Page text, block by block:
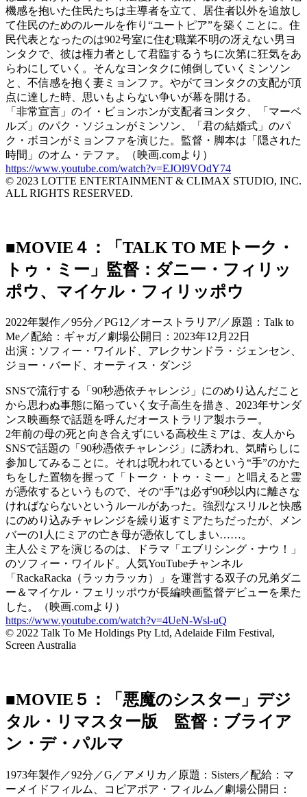
機感を抱いた住民たちは主導者を立て、居住者以外を追放し
て住民のためのルールを作り“ユートピア”を築くことに。住
民代表となったのは902号室に住む職業不明の冴えない男ヨ
ンタクで、彼は権力者として君臨するうちに次第に狂気をあ
らわにしていく。そんなヨンタクに傾倒していくミンソン
と、不信感を抱く妻ミョンファ。やがてヨンタクの支配が頂
点に達した時、思いもよらない争いが幕を開ける。
「非常宣言」のイ・ビョンホンが支配者ヨンタク、「マーベ
ルズ」のパク・ソジュンがミンソン、「君の結婚式」のパ
ク・ボヨンがミョンファを演じた。監督・脚本は「隠された
時間」のオム・テファ。（映画.comより）
https://www.youtube.com/watch?v=EJOl9VOdY74
© 2023 LOTTE ENTERTAINMENT & CLIMAX STUDIO, INC.
ALL RIGHTS RESERVED.
■MOVIE４：「TALK TO MEトーク・
トゥ・ミー」監督：ダニー・フィリッ
ポウ、マイケル・フィリッポウ
2022年製作／95分／PG12／オーストラリア/／原題：Talk to
Me／配給：ギャガ／劇場公開日：2023年12月22日
出演：ソフィー・ワイルド、アレクサンドラ・ジェンセン、
ジョー・バード、オーティス・ダンジ
SNSで流行する「90秒憑依チャレンジ」にのめり込んだこと
から思わぬ事態に陥っていく女子高生を描き、2023年サンダ
ンス映画祭で話題を呼んだオーストラリア製ホラー。
2年前の母の死と向き合えずにいる高校生ミアは、友人から
SNSで話題の「90秒憑依チャレンジ」に誘われ、気晴らしに
参加してみることに。それは呪われているという“手”のかた
ちをした置物を握って「トーク・トゥ・ミー」と唱えると霊
が憑依するというもので、その“手”は必ず90秒以内に離さな
ければならないというルールがあった。強烈なスリルと快感
にのめり込みチャレンジを繰り返すミアたちだったが、メン
バーの1人にミアの亡き母が憑依してしまい……。
主人公ミアを演じるのは、ドラマ「エブリシング・ナウ！」
のソフィー・ワイルド。人気YouTubeチャンネル
「RackaRacka（ラッカラッカ）」を運営する双子の兄弟ダニ
ー＆マイケル・フェリッポウが長編映画監督デビューを果た
した。（映画.comより）
https://www.youtube.com/watch?v=4UeN-Wsl-uQ
© 2022 Talk To Me Holdings Pty Ltd, Adelaide Film Festival,
Screen Australia
■MOVIE５：「悪魔のシスター」デジ
タル・リマスター版 監督：ブライア
ン・デ・パルマ
1973年製作／92分／G／アメリカ／原題：Sisters／配給：マ
ーメイドフィルム、コピアポア・フィルム／劇場公開日：